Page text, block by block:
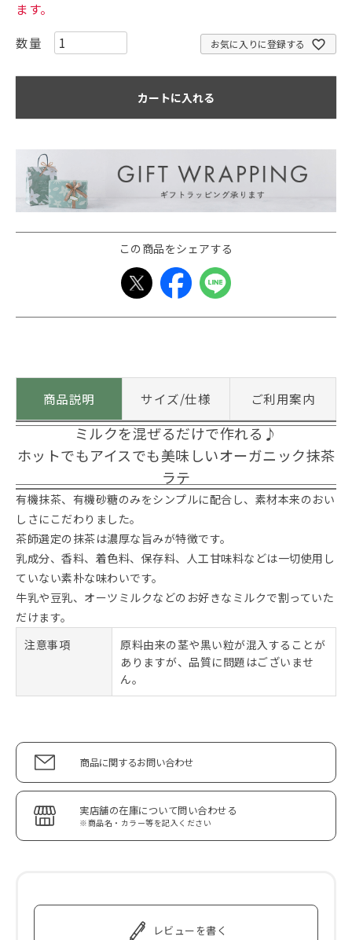
ます。
お気に入りに登録する
カートに入れる
この商品をシェアする
商品説明 サイズ/仕様 ご利用案内
ミルクを混ぜるだけで作れる♪
ホットでもアイスでも美味しいオーガニック抹茶
ラテ
有機抹茶、有機砂糖のみをシンプルに配合し、素材本来のおい
しさにこだわりました。
茶師選定の抹茶は濃厚な旨みが特徴です。
乳成分、香料、着色料、保存料、人工甘味料などは一切使用し
ていない素朴な味わいです。
牛乳や豆乳、オーツミルクなどのお好きなミルクで割っていた
だけます。
注意事項
原料由来の茎や黒い粒が混入することが
ありますが、品質に問題はございませ
ん。
商品に関するお問い合わせ
実店舗の在庫について問い合わせる
※商品名・カラー等を記入ください
レビューを書く